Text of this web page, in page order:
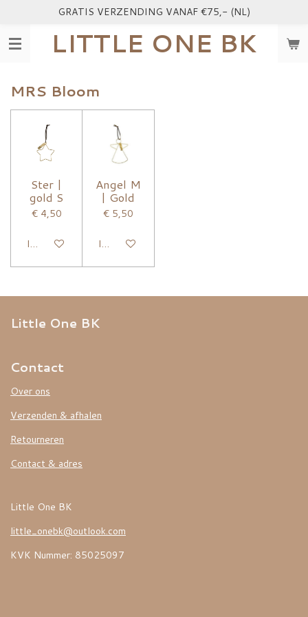
naar
LITTLE ONE BK
GRATIS VERZENDING VANAF €75,- (NL)
MRS Bloom
Ster |
gold S
€ 4,50
In winkelwagen
Angel M
| Gold
€ 5,50
In winkelwagen
Little One BK
Contact
Over ons
Verzenden & afhalen
Retourneren
Contact & adres
Little One BK
little_onebk@outlook.com
KVK Nummer: 85025097